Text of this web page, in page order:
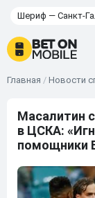
Шериф — Санкт-
Главная / Новости
Масалитин
в ЦСКА:
помощники